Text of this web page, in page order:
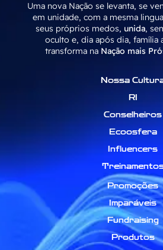
Uma nova Nação se levanta, se
em unidade, com a mesma
seus próprios medos, unida,
oculto e, dia após dia, família
transforma na Nação mais
Nossa
RI
Conselheiros
Ecoosfera
Influencers
Promoções
Imparáveis
Fundraising
Produtos